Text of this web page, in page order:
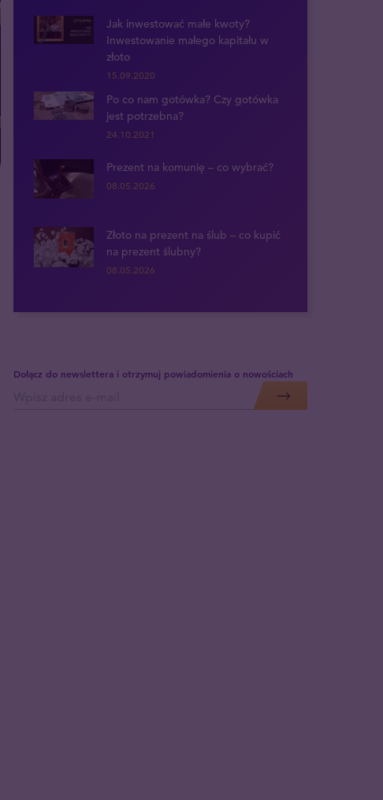
Jak inwestować małe kwoty?
Inwestowanie małego kapitału w
złoto
15.09.2020
Po co nam gotówka? Czy gotówka
jest potrzebna?
24.10.2021
Prezent na komunię – co wybrać?
08.05.2026
Złoto na prezent na ślub – co kupić
na prezent ślubny?
08.05.2026
Dołącz do newslettera i otrzymuj powiadomienia o nowościach